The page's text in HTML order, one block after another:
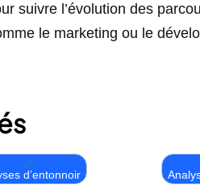
suivre l’évolution des
le marketing ou le
d’entonnoir